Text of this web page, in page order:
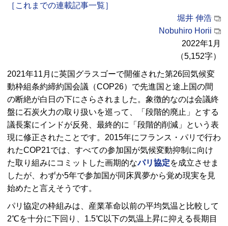
［これまでの連載記事一覧］
堀井 伸浩
Nobuhiro Horii
2022年1月
（5,152字）
2021年11月に英国グラスゴーで開催された第26回気候変
動枠組条約締約国会議（COP26）で先進国と途上国の間
の断絶が白日の下にさらされました。象徴的なのは会議終
盤に石炭火力の取り扱いを巡って、「段階的廃止」とする
議長案にインドが反発、最終的に「段階的削減」という表
現に修正されたことです。2015年にフランス・パリで行わ
れたCOP21では、すべての参加国が気候変動抑制に向け
た取り組みにコミットした画期的なパリ協定を成立させま
したが、わずか5年で参加国が同床異夢から覚め現実を見
始めたと言えそうです。
パリ協定の枠組みは、産業革命以前の平均気温と比較して
2℃を十分に下回り、1.5℃以下の気温上昇に抑える長期目